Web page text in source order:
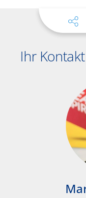
Ihr